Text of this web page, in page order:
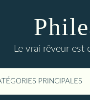
Le vrai rêveur est
PRINCIPALES